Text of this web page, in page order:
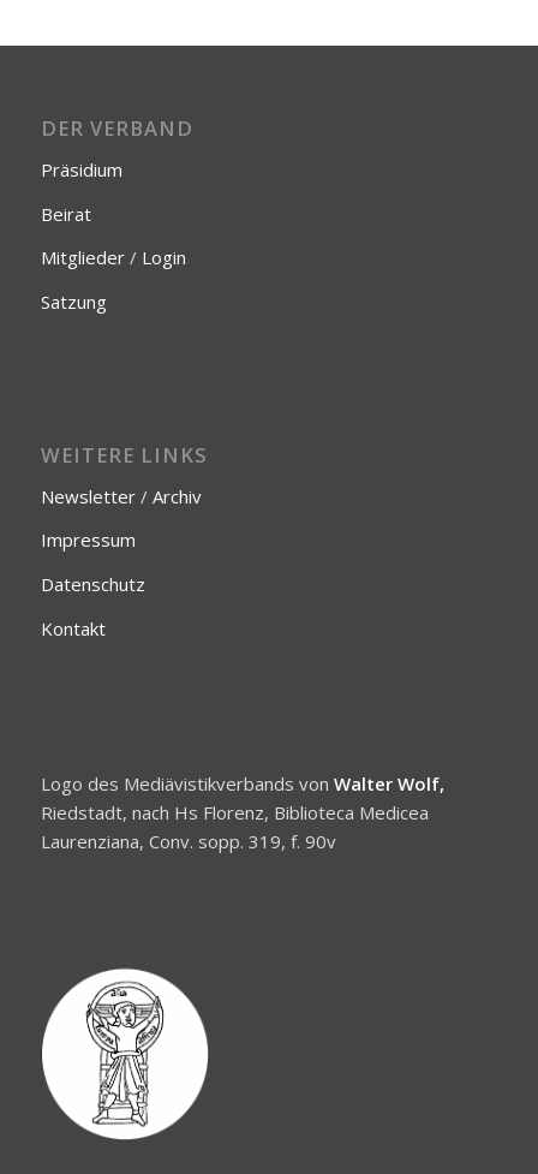
DER VERBAND
Präsidium
Beirat
Mitglieder/ Login
Satzung
WEITERE LINKS
Newsletter/ Archiv
Impressum
Datenschutz
Kontakt
Logo des Mediävistikverbands von Walter Wolf,
Riedstadt, nach Hs Florenz, Biblioteca Medicea
Laurenziana, Conv. sopp. 319, f. 90v